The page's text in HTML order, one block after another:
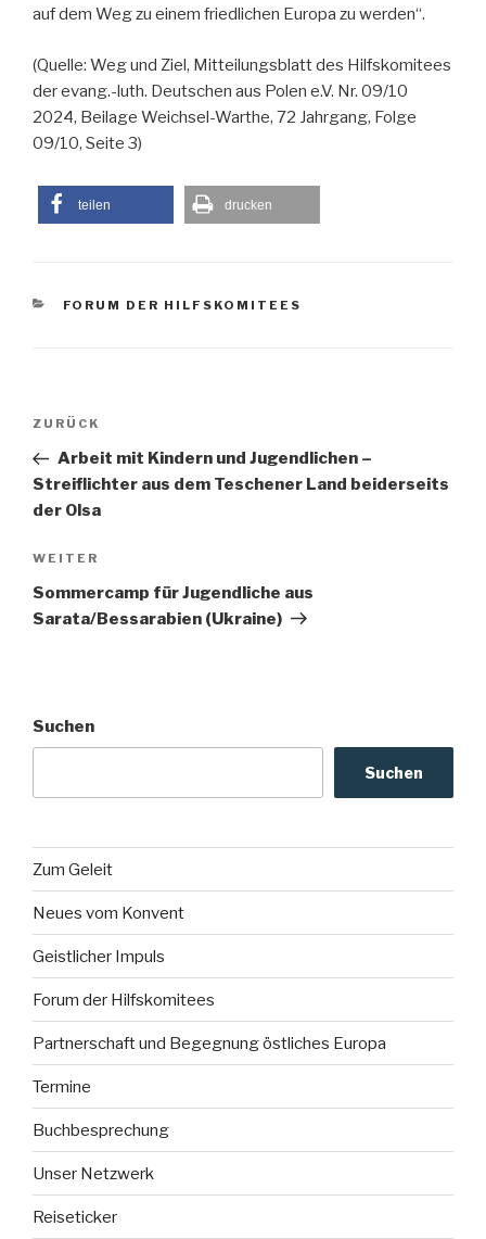
auf dem Weg zu einem friedlichen Europa zu werden“.
(Quelle: Weg und Ziel, Mitteilungsblatt des Hilfskomitees
der evang.-luth. Deutschen aus Polen e.V. Nr. 09/10
2024, Beilage Weichsel-Warthe, 72 Jahrgang, Folge
09/10, Seite 3)
teilen drucken
KATEGORIEN
FORUM DER HILFSKOMITEES
Beitragsnavigation
Vorheriger
Beitrag
ZURÜCK
Arbeit mit Kindern und Jugendlichen –
Streiflichter aus dem Teschener Land beiderseits
der Olsa
Nächster
Beitrag
WEITER
Sommercamp für Jugendliche aus
Sarata/Bessarabien (Ukraine)
Suchen
Suchen
Zum Geleit
Neues vom Konvent
Geistlicher Impuls
Forum der Hilfskomitees
Partnerschaft und Begegnung östliches Europa
Termine
Buchbesprechung
Unser Netzwerk
Reiseticker